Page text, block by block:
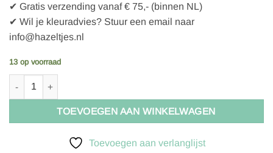
✔ Gratis verzending vanaf € 75,- (binnen NL)
✔ Wil je kleuradvies? Stuur een email naar
info@hazeltjes.nl
13 op voorraad
C Pauli Bio-sweat French Terry - uni - jet black aantal
TOEVOEGEN AAN WINKELWAGEN
Toevoegen aan verlanglijst